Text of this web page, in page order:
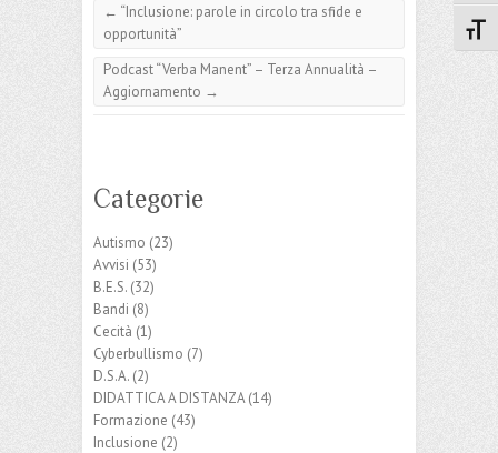
← “Inclusione: parole in circolo tra sfide e
opportunità”
Podcast “Verba Manent” – Terza Annualità –
Aggiornamento →
Categorie
Autismo (23)
Avvisi (53)
B.E.S. (32)
Bandi (8)
Cecità (1)
Cyberbullismo (7)
D.S.A. (2)
DIDATTICA A DISTANZA(14)
Formazione (43)
Inclusione (2)